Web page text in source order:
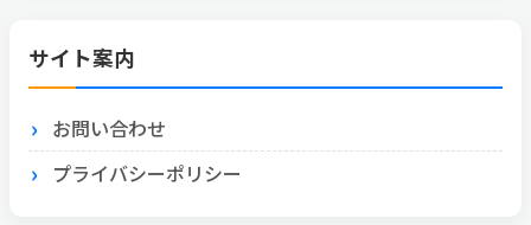
サイト案内
お問い合わせ
プライバシーポリシー